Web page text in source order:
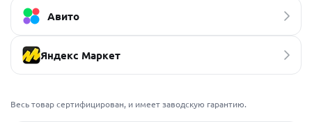
Авито
Яндекс Маркет
Весь товар сертифицирован, и имеет заводскую гарантию.